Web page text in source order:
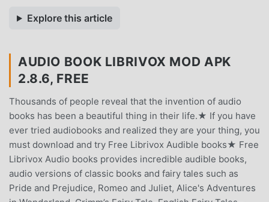
Explore this article
AUDIO BOOK LIBRIVOX MOD APK
2.8.6, FREE
Thousands of people reveal that the invention of audio
books has been a beautiful thing in their life.★ If you have
ever tried audiobooks and realized they are your thing, you
must download and try Free Librivox Audible books★ Free
Librivox Audio books provides incredible audible books,
audio versions of classic books and fairy tales such as
Pride and Prejudice, Romeo and Juliet, Alice's Adventures